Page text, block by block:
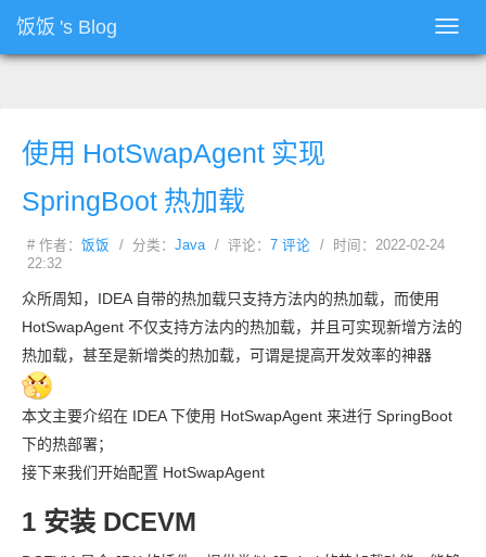
饭饭 's Blog
使用 HotSwapAgent 实现
SpringBoot 热加载
# 作者： 饭饭 / 分类： Java / 评论： 7 评论
/ 时间：2022-02-24
22:32
众所周知，IDEA 自带的热加载只支持方法内的热加载，而使用
HotSwapAgent 不仅支持方法内的热加载，并且可实现新增方法的
热加载，甚至是新增类的热加载，可谓是提高开发效率的神器
本文主要介绍在 IDEA 下使用 HotSwapAgent 来进行 SpringBoot
下的热部署；
接下来我们开始配置 HotSwapAgent
1 安装 DCEVM